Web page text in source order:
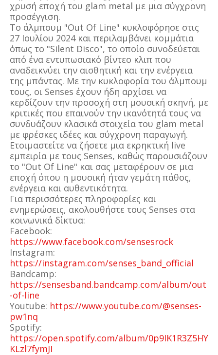
χρυσή εποχή του glam metal με μια σύγχρονη
προσέγγιση.
Το άλμπουμ "Out Of Line" κυκλοφόρησε στις
27 Ιουλίου 2024 και περιλαμβάνει κομμάτια
όπως το "Silent Disco", το οποίο συνοδεύεται
από ένα εντυπωσιακό βίντεο κλιπ που
αναδεικνύει την αισθητική και την ενέργεια
της μπάντας. Με την κυκλοφορία του άλμπουμ
τους, οι Senses έχουν ήδη αρχίσει να
κερδίζουν την προσοχή στη μουσική σκηνή, με
κριτικές που επαινούν την ικανότητά τους να
συνδυάζουν κλασικά στοιχεία του glam metal
με φρέσκες ιδέες και σύγχρονη παραγωγή.
Ετοιμαστείτε να ζήσετε μια εκρηκτική live
εμπειρία με τους Senses, καθώς παρουσιάζουν
το "Out Of Line" και σας μεταφέρουν σε μια
εποχή όπου η μουσική ήταν γεμάτη πάθος,
ενέργεια και αυθεντικότητα.
Για περισσότερες πληροφορίες και
ενημερώσεις, ακολουθήστε τους Senses στα
κοινωνικά δίκτυα:
Facebook:
https://www.facebook.com/sensesrock
Instagram:
https://instagram.com/senses_band_official
Bandcamp:
https://sensesband.bandcamp.com/album/out
-of-line
Youtube: https://www.youtube.com/@senses-
pw1nq
Spotify:
https://open.spotify.com/album/0p9IK1R3Z5HY
KLzl7fymJI